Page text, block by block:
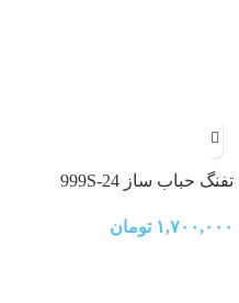
تفنگ حباب ساز 999S-24
۱,۷۰۰,۰۰۰ تومان